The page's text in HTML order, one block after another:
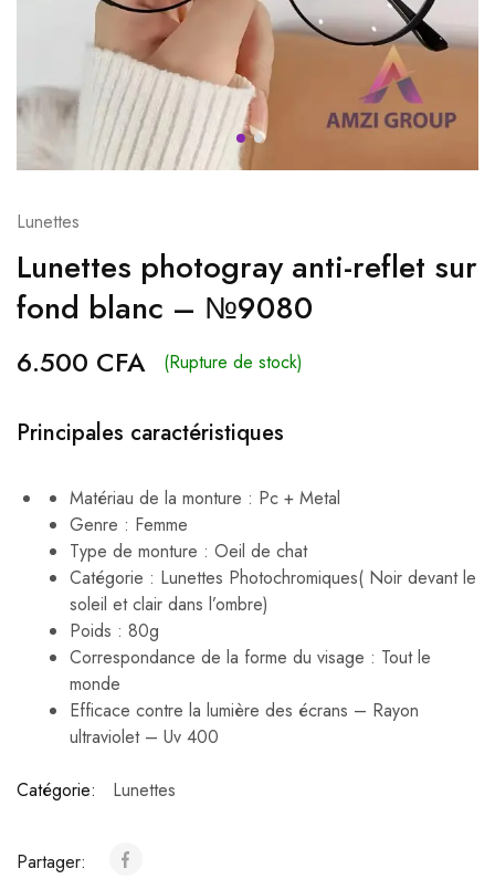
Lunettes
Lunettes photogray anti-reflet sur
fond blanc – №9080
6.500 CFA (Rupture de stock)
Principales caractéristiques
Matériau de la monture : Pc + Metal
Genre : Femme
Type de monture : Oeil de chat
Catégorie : Lunettes Photochromiques( Noir devant le
soleil et clair dans l’ombre)
Poids : 80g
Correspondance de la forme du visage : Tout le
monde
Efficace contre la lumière des écrans – Rayon
ultraviolet – Uv 400
Catégorie: Lunettes
Partager: